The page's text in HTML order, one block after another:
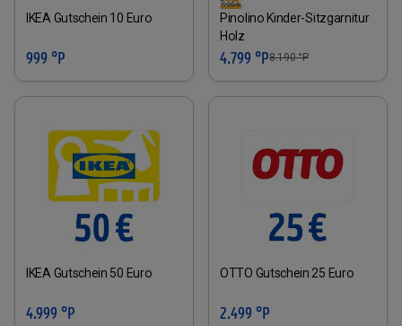
IKEA Gutschein 10 Euro
999 °P
Pinolino Kinder-Sitzgarnitur
Holz
4.799 °P8.190°P
IKEA Gutschein 50 Euro
4.999 °P
OTTO Gutschein 25 Euro
2.499 °P